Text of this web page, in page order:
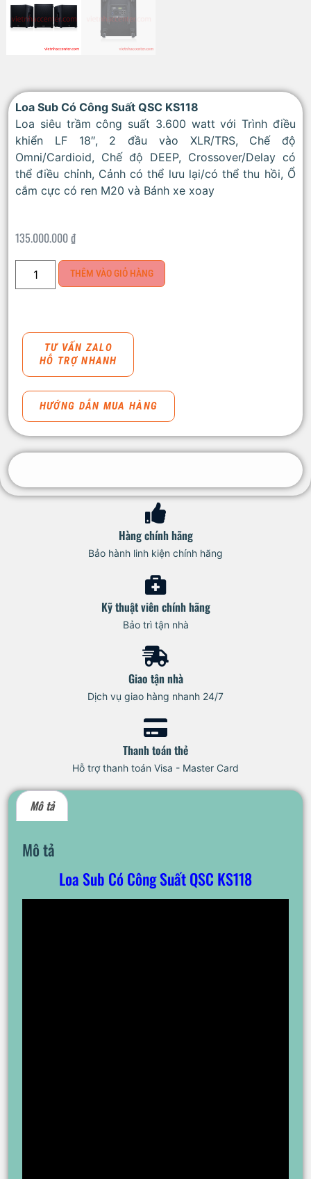
Loa Sub Có Công Suất QSC KS118
Loa siêu trầm công suất 3.600 watt với Trình điều
khiển LF 18″, 2 đầu vào XLR/TRS, Chế độ
Omni/Cardioid, Chế độ DEEP, Crossover/Delay có
thể điều chỉnh, Cảnh có thể lưu lại/có thể thu hồi, Ổ
cắm cực có ren M20 và Bánh xe xoay
135.000.000₫
THÊM VÀO GIỎ HÀNG
TƯ VẤN ZALO
HỖ TRỢ NHANH
HƯỚNG DẪN MUA HÀNG
Hàng chính hãng
Bảo hành linh kiện chính hãng
Kỹ thuật viên chính hãng
Bảo trì tận nhà
Giao tận nhà
Dịch vụ giao hàng nhanh 24/7
Thanh toán thẻ
Hỗ trợ thanh toán Visa - Master Card
Mô tả
Mô tả
Loa Sub Có Công Suất QSC KS118